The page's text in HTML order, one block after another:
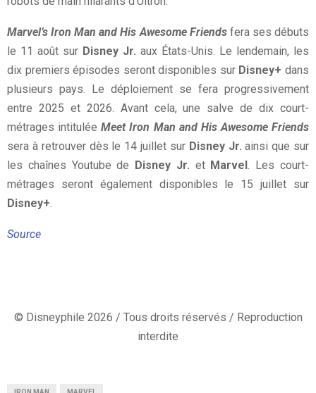
Marvel’s Iron Man and His Awesome Friendsfera ses débuts
le 11 août sur Disney Jr. aux États-Unis. Le lendemain, les
dix premiers épisodes seront disponibles sur Disney+ dans
plusieurs pays. Le déploiement se fera progressivement
entre 2025 et 2026. Avant cela, une salve de dix court-
métrages intituléeMeet Iron Man and His Awesome Friends
sera à retrouver dès le 14 juillet sur Disney Jr. ainsi que sur
les chaînes Youtube de Disney Jr. et Marvel. Les court-
métrages seront également disponibles le 15 juillet sur
Disney+.
Source
© Disneyphile 2026 / Tous droits réservés / Reproduction
interdite